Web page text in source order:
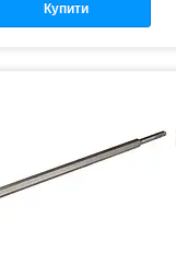
Купити